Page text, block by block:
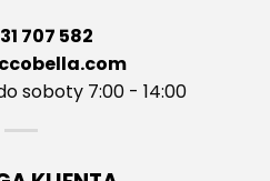
707 582
soboty 7:00 - 14:00